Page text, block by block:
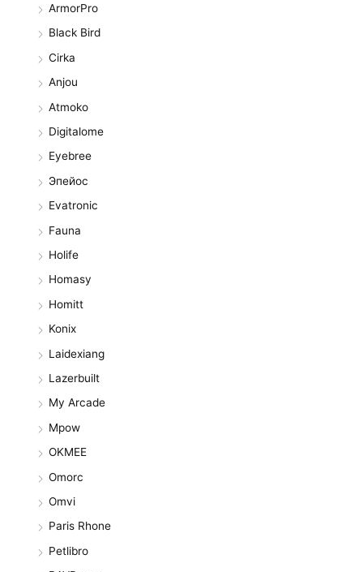
ArmorPro
Black Bird
Cirka
Anjou
Atmoko
Digitalome
Eyebree
Эпейос
Evatronic
Fauna
Holife
Homasy
Homitt
Konix
Laidexiang
Lazerbuilt
My Arcade
Mpow
OKMEE
Omorc
Omvi
Paris Rhone
Petlibro